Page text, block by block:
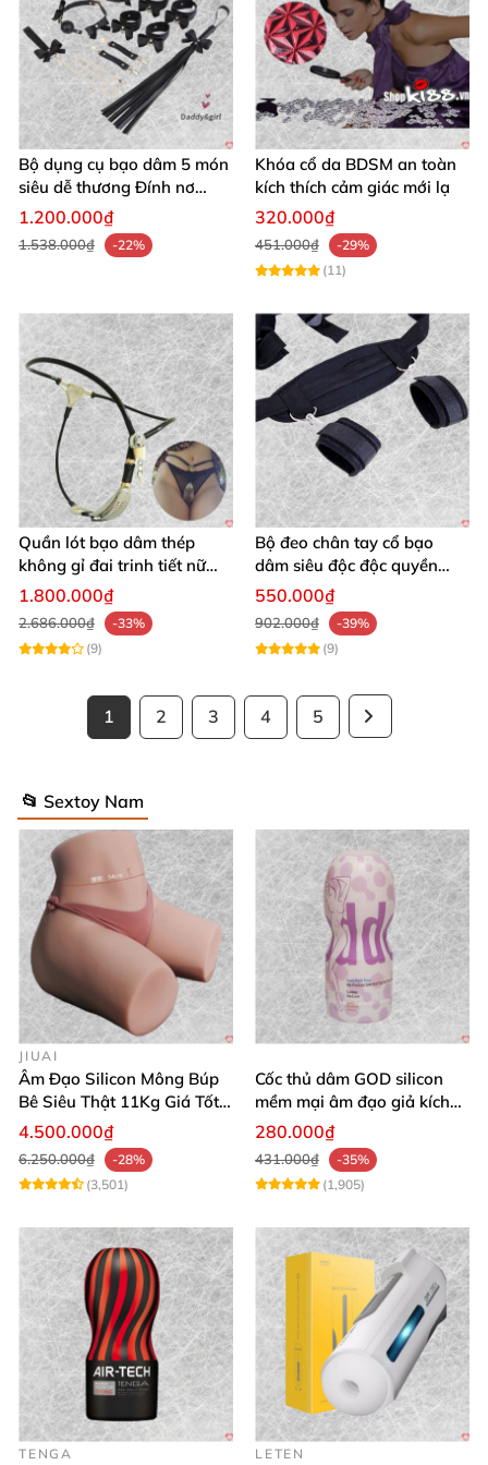
Bộ dụng cụ bạo dâm 5 món
siêu dễ thương Đính nơ
quyến rũ kích thích
1.200.000₫
1.538.000₫ -22%
Khóa cổ da BDSM an toàn
kích thích cảm giác mới lạ
320.000₫
451.000₫
-29%
(11)
Quần lót bạo dâm thép
không gỉ đai trinh tiết nữ
sexy kích thích
1.800.000₫
2.686.000₫
-33%
(9)
Bộ đeo chân tay cổ bạo
dâm siêu độc độc quyền
thoả mãn
550.000₫
902.000₫
-39%
(9)
1 2 3 4 5
📂 Sextoy Nam
JIUAI
Âm Đạo Silicon Mông Búp
Bê Siêu Thật 11Kg Giá Tốt
Hàng Nhật
4.500.000₫
6.250.000₫
-28%
(3,501)
Cốc thủ dâm GOD silicon
mềm mại âm đạo giả kích
thích mạnh mẽ
280.000₫
431.000₫
-35%
(1,905)
TENGA LETEN